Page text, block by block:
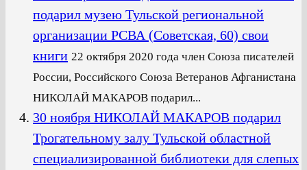
подарил музею Тульской региональной
организации РСВА (Советская, 60) свои
книги 22 октября 2020 года член Союза писателей
России, Российского Союза Ветеранов Афганистана
НИКОЛАЙ МАКАРОВ подарил...
30 ноября НИКОЛАЙ МАКАРОВ подарил
Трогательному залу Тульской областной
специализированной библиотеки для слепых